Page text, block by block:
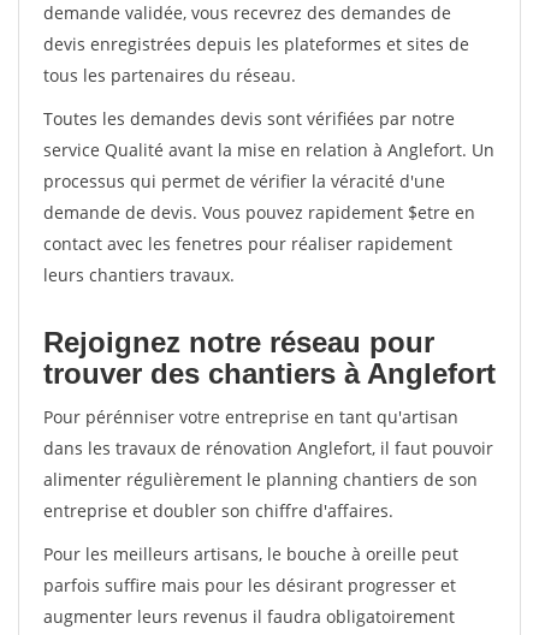
demande validée, vous recevrez des demandes de
devis enregistrées depuis les plateformes et sites de
tous les partenaires du réseau.
Toutes les demandes devis sont vérifiées par notre
service Qualité avant la mise en relation à Anglefort. Un
processus qui permet de vérifier la véracité d'une
demande de devis. Vous pouvez rapidement $etre en
contact avec les fenetres pour réaliser rapidement
leurs chantiers travaux.
Rejoignez notre réseau pour
trouver des chantiers à Anglefort
Pour pérénniser votre entreprise en tant qu'artisan
dans les travaux de rénovation Anglefort, il faut pouvoir
alimenter régulièrement le planning chantiers de son
entreprise et doubler son chiffre d'affaires.
Pour les meilleurs artisans, le bouche à oreille peut
parfois suffire mais pour les désirant progresser et
augmenter leurs revenus il faudra obligatoirement